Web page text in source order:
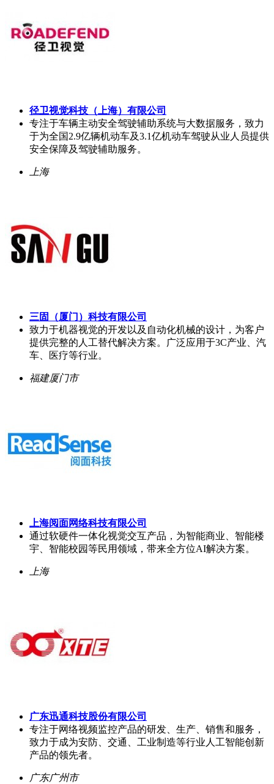
径卫视觉科技（上海）有限公司
专注于车辆主动安全驾驶辅助系统与大数据服务，致力
于为全国2.9亿辆机动车及3.1亿机动车驾驶从业人员提供
安全保障及驾驶辅助服务。
上海
三固（厦门）科技有限公司
致力于机器视觉的开发以及自动化机械的设计，为客户
提供完整的人工替代解决方案。广泛应用于3C产业、汽
车、医疗等行业。
福建厦门市
上海阅面网络科技有限公司
通过软硬件一体化视觉交互产品，为智能商业、智能楼
宇、智能校园等民用领域，带来全方位AI解决方案。
上海
广东迅通科技股份有限公司
专注于网络视频监控产品的研发、生产、销售和服务，
致力于成为安防、交通、工业制造等行业人工智能创新
产品的领先者。
广东广州市